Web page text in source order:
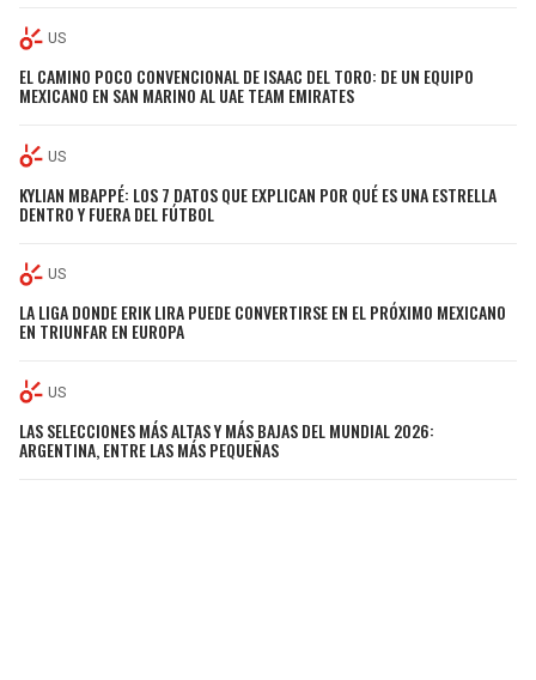
US
EL CAMINO POCO CONVENCIONAL DE ISAAC DEL TORO: DE UN EQUIPO
MEXICANO EN SAN MARINO AL UAE TEAM EMIRATES
US
KYLIAN MBAPPÉ: LOS 7 DATOS QUE EXPLICAN POR QUÉ ES UNA ESTRELLA
DENTRO Y FUERA DEL FÚTBOL
US
LA LIGA DONDE ERIK LIRA PUEDE CONVERTIRSE EN EL PRÓXIMO MEXICANO
EN TRIUNFAR EN EUROPA
US
LAS SELECCIONES MÁS ALTAS Y MÁS BAJAS DEL MUNDIAL 2026:
ARGENTINA, ENTRE LAS MÁS PEQUEÑAS